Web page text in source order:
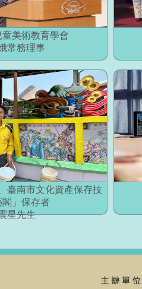
美術教育學會
常務理事
臺南市文化資產保存技
閣」保存者
星先生